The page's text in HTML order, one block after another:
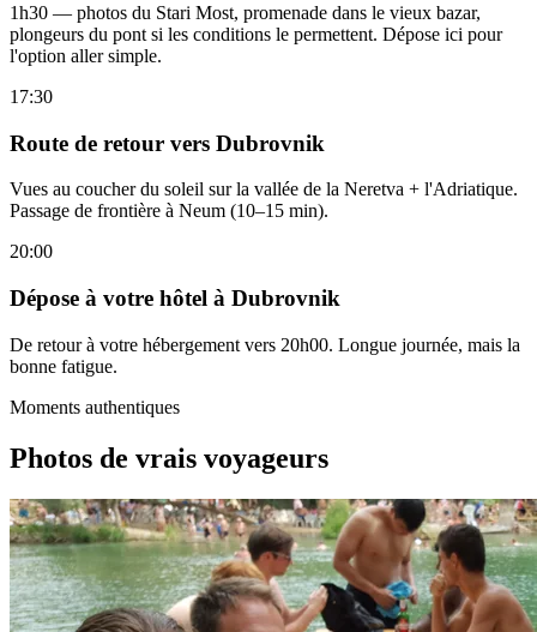
1h30 — photos du Stari Most, promenade dans le vieux bazar,
plongeurs du pont si les conditions le permettent. Dépose ici pour
l'option aller simple.
17:30
Route de retour vers Dubrovnik
Vues au coucher du soleil sur la vallée de la Neretva + l'Adriatique.
Passage de frontière à Neum (10–15 min).
20:00
Dépose à votre hôtel à Dubrovnik
De retour à votre hébergement vers 20h00. Longue journée, mais la
bonne fatigue.
Moments authentiques
Photos de vrais voyageurs